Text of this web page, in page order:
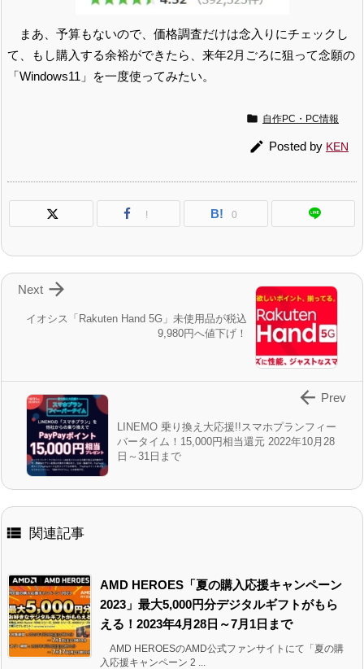
まあ、予算もないので、価格調査だけは念入りにチェックし
て、もし購入する余裕ができたら、来年2月ごろに狙って念願の
「Windows11」を一度使ってみたい。
 自作PC・PC情報
 Posted by KEN
! B! 0
イオシス「Rakuten Hand 5G」未使用品が税込
9,980円へ値下げ！

Next
LINEMO 乗り換え大応援!!スマホプランフィー
バータイム！15,000円相当還元 2022年10月28
日～31日まで
 Prev
 関連記事
AMD HEROES「夏の購入応援キャンペーン
2023」最大5,000円分デジタルギフトがもら
える！2023年4月28日～7月1日まで
AMD HEROESのAMD公式ファンサイトにて「夏の購
入応援キャンペーン 2 ...